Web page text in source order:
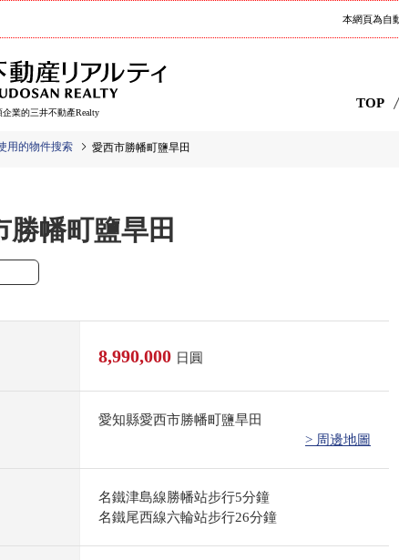
本網頁為自
業的三井不動產Realty
TOP
用的物件搜索 愛西市勝幡町鹽旱田
勝幡町鹽旱田
8,990,000 日圓
愛知縣愛西市勝幡町鹽旱田
> 周邊地圖
名鐵津島線勝幡站步行5分鐘
名鐵尾西線六輪站步行26分鐘